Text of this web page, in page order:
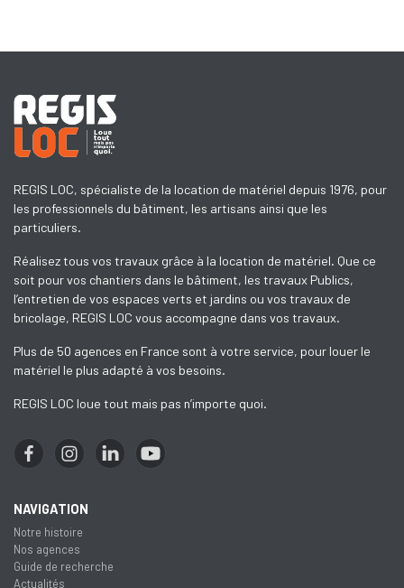
REGIS LOC, spécialiste de la location de matériel depuis 1976, pour
les professionnels du bâtiment, les artisans ainsi que les
particuliers.
Réalisez tous vos travaux grâce à la location de matériel. Que ce
soit pour vos chantiers dans le bâtiment, les travaux Publics,
l’entretien de vos espaces verts et jardins ou vos travaux de
bricolage, REGIS LOC vous accompagne dans vos travaux.
Plus de 50 agences en France sont à votre service, pour louer le
matériel le plus adapté à vos besoins.
REGIS LOC loue tout mais pas n’importe quoi.
NAVIGATION
Notre histoire
Nos agences
Guide de recherche
Actualités